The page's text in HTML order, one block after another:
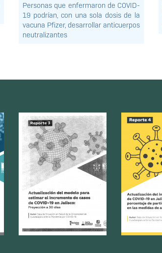
Personas que enfermaron de COVID-
19 podrían, con una sola dosis de la
vacuna Pfizer, desarrollar anticuerpos
neutralizantes